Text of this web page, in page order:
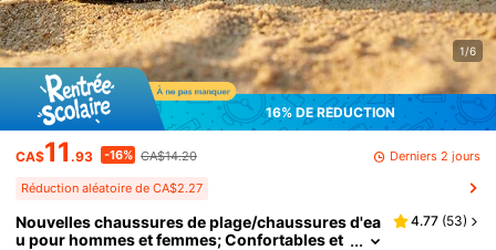
1/6
16% DE RÉDUCTION
CA$11.93 -16% CA$14.20 Derniers 2 jours
Réduction aléatoire de CA$2.27
Nouvelles chaussures de plage/chaussures d'ea
u pour hommes et femmes; Confortables et
4.77 (53)